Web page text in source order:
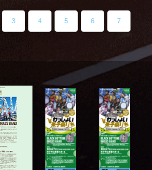
3 4 5 6 7